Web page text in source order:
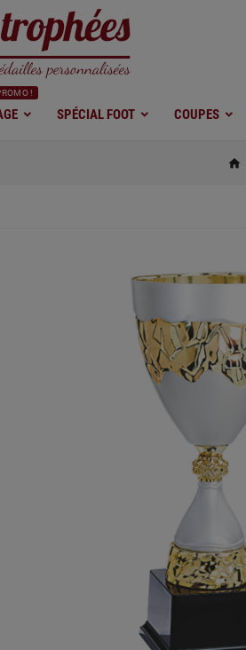
!
SPÉCIAL FOOT COUPES